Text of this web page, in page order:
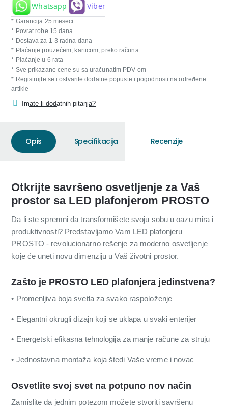
Whatsapp Viber
* Garancija 25 meseci
* Povrat robe 15 dana
* Dostava za 1-3 radna dana
* Plaćanje pouzećem, karticom, preko računa
* Plaćanje u 6 rata
* Sve prikazane cene su sa uračunatim PDV-om
* Registrujte se i ostvarite dodatne popuste i pogodnosti na određene
artikle
Imate li dodatnih pitanja?
Opis Specifikacija Recenzije
Otkrijte savršeno osvetljenje za Vaš
prostor sa LED plafonjerom PROSTO
Da li ste spremni da transformišete svoju sobu u oazu mira i
produktivnosti? Predstavljamo Vam LED plafonjeru
PROSTO - revolucionarno rešenje za moderno osvetljenje
koje će uneti novu dimenziju u Vaš životni prostor.
Zašto je PROSTO LED plafonjera jedinstvena?
• Promenljiva boja svetla za svako raspoloženje
• Elegantni okrugli dizajn koji se uklapa u svaki enterijer
• Energetski efikasna tehnologija za manje račune za struju
• Jednostavna montaža koja štedi Vaše vreme i novac
Osvetlite svoj svet na potpuno nov način
Zamislite da jednim potezom možete stvoriti savršenu